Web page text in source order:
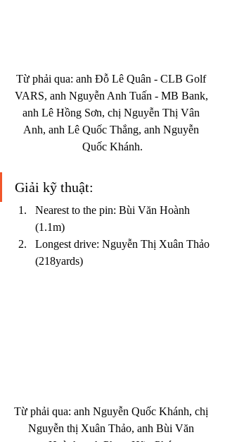
Từ phải qua: anh Đỗ Lê Quân - CLB Golf
VARS, anh Nguyễn Anh Tuấn - MB Bank,
anh Lê Hồng Sơn, chị Nguyễn Thị Vân
Anh, anh Lê Quốc Thắng, anh Nguyễn
Quốc Khánh.
Giải kỹ thuật:
Nearest to the pin: Bùi Văn Hoành
(1.1m)
Longest drive: Nguyễn Thị Xuân Thảo
(218yards)
Từ phải qua: anh Nguyễn Quốc Khánh, chị
Nguyễn thị Xuân Thảo, anh Bùi Văn